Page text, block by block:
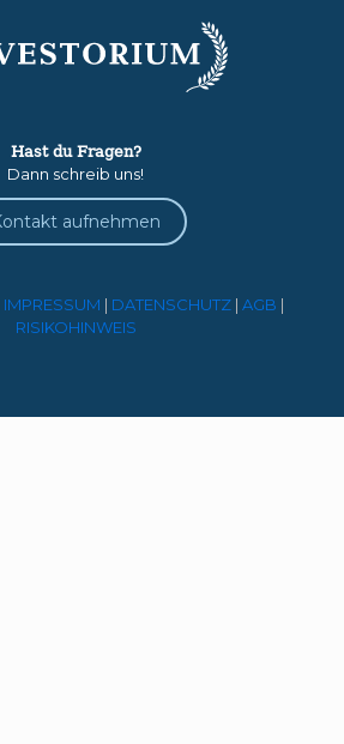
Hast du Fragen?
Dann schreib uns!
aufnehmen
IMPRESSUM | DATENSCHUTZ | AGB |
RISIKOHINWEIS